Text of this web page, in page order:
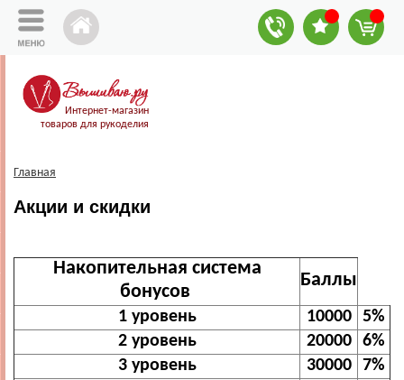
Интернет-магазин
товаров для рукоделия
Главная
Акции и скидки
Накопительная система
бонусов
Баллы
1 уровень 10000
5%
2 уровень
20000
6%
3 уровень
30000
7%